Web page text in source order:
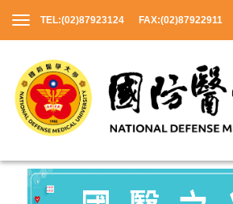
TEL:(02)87923124 FAX:(02)87922911